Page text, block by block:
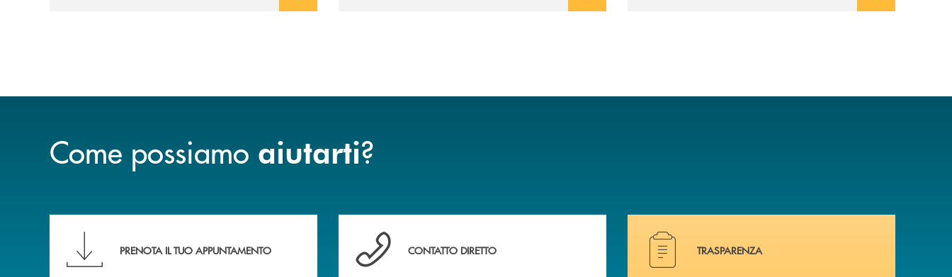
Come possiamo aiutarti?
PRENOTA IL TUO APPUNTAMENTO
Hai bisogno di assistenza immediata? Contattaci .
CONTATTO DIRETTO
Hai bisogno di alcuni documenti ? Vai alla pagina
TRASPARENZA